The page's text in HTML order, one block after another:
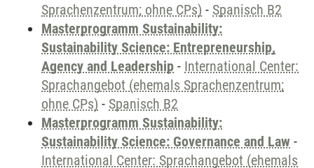
Sprachenzentrum; ohne CPs) - Spanisch B2
Masterprogramm Sustainability:
Sustainability Science: Entrepreneurship,
Agency and Leadership - International Center:
Sprachangebot (ehemals Sprachenzentrum;
ohne CPs) - Spanisch B2
Masterprogramm Sustainability:
Sustainability Science: Governance and Law -
International Center: Sprachangebot (ehemals